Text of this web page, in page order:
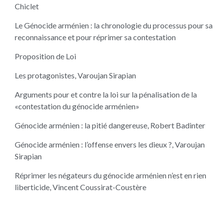
Chiclet
Le Génocide arménien : la chronologie du processus pour sa
reconnaissance et pour réprimer sa contestation
Proposition de Loi
Les protagonistes, Varoujan Sirapian
Arguments pour et contre la loi sur la pénalisation de la
«contestation du génocide arménien»
Génocide arménien : la pitié dangereuse, Robert Badinter
Génocide arménien : l’offense envers les dieux ?, Varoujan
Sirapian
Réprimer les négateurs du génocide arménien n’est en rien
liberticide, Vincent Coussirat-Coustère